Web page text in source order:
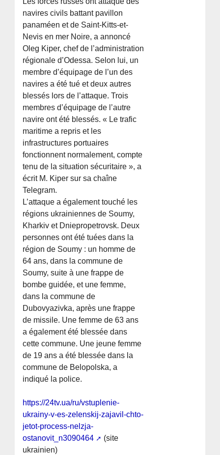
navires civils battant pavillon
panaméen et de Saint-Kitts-et-
Nevis en mer Noire, a annoncé
Oleg Kiper, chef de l’administration
régionale d’Odessa. Selon lui, un
membre d’équipage de l’un des
navires a été tué et deux autres
blessés lors de l’attaque. Trois
membres d’équipage de l’autre
navire ont été blessés. « Le trafic
maritime a repris et les
infrastructures portuaires
fonctionnent normalement, compte
tenu de la situation sécuritaire », a
écrit M. Kiper sur sa chaîne
Telegram.
L’attaque a également touché les
régions ukrainiennes de Soumy,
Kharkiv et Dniepropetrovsk. Deux
personnes ont été tuées dans la
région de Soumy : un homme de
64 ans, dans la commune de
Soumy, suite à une frappe de
bombe guidée, et une femme,
dans la commune de
Dubovyazivka, après une frappe
de missile. Une femme de 63 ans
a également été blessée dans
cette commune. Une jeune femme
de 19 ans a été blessée dans la
commune de Belopolska, a
indiqué la police.
https://24tv.ua/ru/vstuplenie-
ukrainy-v-es-zelenskij-zajavil-chto-
jetot-process-nelzja-
ostanovit_n3090464
(site
ukrainien)